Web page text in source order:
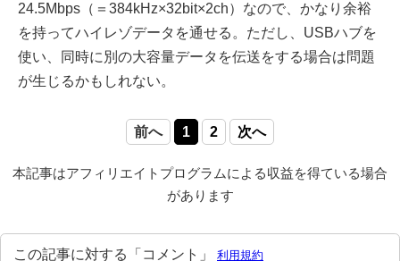
24.5Mbps（＝384kHz×32bit×2ch）なので、かなり余裕
を持ってハイレゾデータを通せる。ただし、USBハブを
使い、同時に別の大容量データを伝送をする場合は問題
が生じるかもしれない。
前へ 1 2 次へ
本記事はアフィリエイトプログラムによる収益を得ている場合
があります